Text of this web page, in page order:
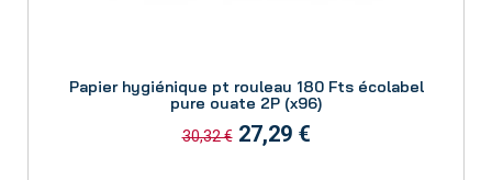
Papier hygiénique pt rouleau 180 Fts écolabel
pure ouate 2P (x96)
30,32 € 27,29 €